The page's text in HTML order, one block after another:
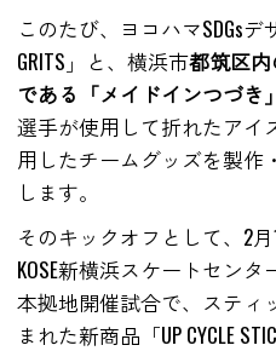
このたび、ヨコハマSDGs
GRITS」と、横浜市都筑区
である「メイドインつづき」
選手が使用して折れたアイ
用したチームグッズを製作
します。
そのキックオフとして、2月
KOSE新横浜スケートセンタ
本拠地開催試合で、スティ
まれた新商品「UP CYCLE